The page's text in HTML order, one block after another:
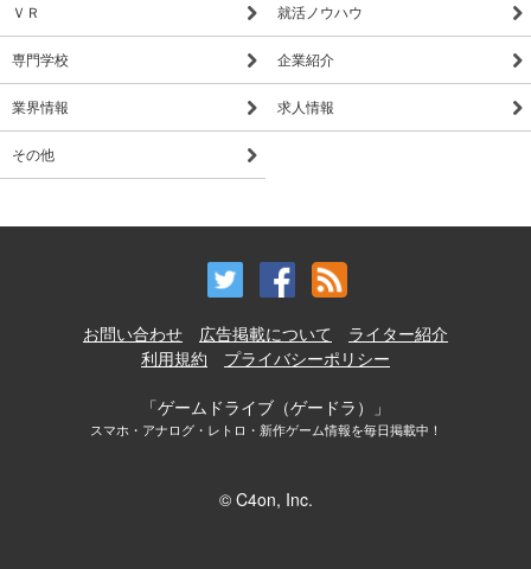
ＶＲ 就活ノウハウ
専門学校 企業紹介
業界情報 求人情報
その他
お問い合わせ 広告掲載について
ライター紹介
利用規約
プライバシーポリシー
「ゲームドライブ（ゲードラ）」
スマホ・アナログ・レトロ・新作ゲーム情報を毎日掲載中！
© C4on, Inc.